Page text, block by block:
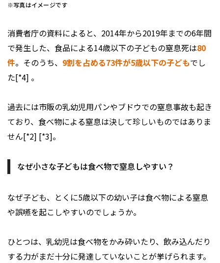
※写真はイメージです
消費者庁の資料によると、2014年から2019年までの6年間
で発生した、食品による14歳以下の子どもの窒息死は80
件。そのうち、 9割を占める73件が5歳以下の子どもでし
た[*4] 。
過去には市販の乳幼児用パンやブドウでの窒息事故も起き
ており、食べ物による窒息は決して珍しいものではありま
せん[*2] [*3]。
なぜ小さな子どもは食べ物で窒息しやすい？
なぜ子ども、とくに5歳以下の幼い子は食べ物による窒息
や誤嚥を起こしやすいのでしょうか。
ひとつは、乳幼児は食べ物をかみ砕いたり、飲み込んだり
する力がまだ十分に発達していないことが挙げられます。